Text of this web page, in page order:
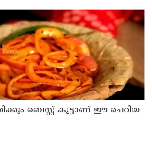
ബെസ്റ്റ് കൂട്ടാണ് ഈ ചെറിയ